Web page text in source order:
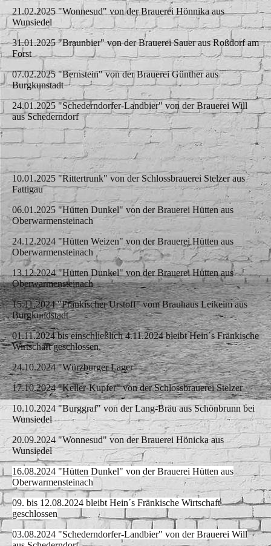
21.02.2025 "Wonnesud" von der Brauerei Hönnika aus
Wunsiedel
31.01.2025 "Braunbier" von der Brauerei Sauer aus Roßdorf am
Forst
07.02.2025 "Bernstein" von der Brauerei Günther aus
Burgkunstadt
24.01.2025 "Schederndorfer-Landbier" von der Brauerei Will
aus Schederndorf
10.01.2025 "Rittertrunk" von der Schlossbrauerei Stelzer aus
Fattigau
06.01.2025 "Hütten Dunkel" von der Brauerei Hütten aus
Oberwarmensteinach
24.12.2024 "Hütten Weizen" von der Brauerei Hütten aus
Oberwarmensteinach
13.12.2024 "Hütten Dunkel" von der Brauerei Hütten aus
Oberwarmensteinach
15.11.2024 "Fränkischer Urstoff" vom Brauhaus Leikeim aus
Burgkundstadt
01.11.2024 bis einschließlich 4.11.2024 bleibt Hein´s Fränkische
Wirtschaft geschlossen.
24.10.2024 "Würzburger Lager"
17.10.2024 "Keller-Kupfer" von der Schlossbrauerei Stelzer
10.10.2024 "Burggraf" von der Lang-Bräu aus Schönbrunn bei
Wunsiedel
20.09.2024 "Wonnesud" von der Brauerei Hönicka aus
Wunsiedel
16.08.2024 "Hütten Dunkel" von der Brauerei Hütten aus
Oberwarmensteinach
09. bis 12.08.2024 bleibt Hein´s Fränkische Wirtschaft
geschlossen
03.08.2024 "Schederndorfer-Landbier" von der Brauerei Will